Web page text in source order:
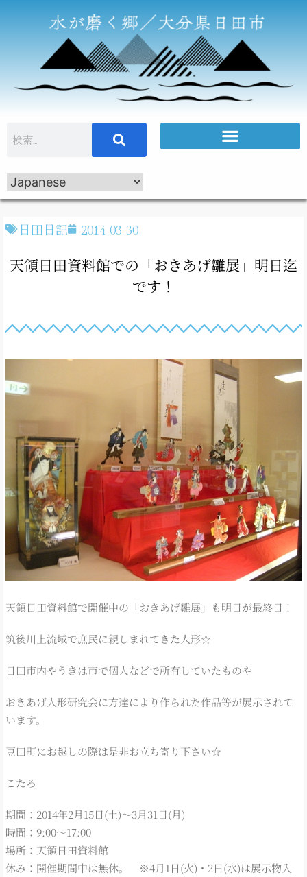
日田日記 2014-03-30
天領日田資料館での「おきあげ雛展」明日迄
です！
天領日田資料館で開催中の「おきあげ雛展」も明日が最終日！
筑後川上流域で庶民に親しまれてきた人形☆
日田市内やうきは市で個人などで所有していたものや
おきあげ人形研究会に方達により作られた作品等が展示されて
います。
豆田町にお越しの際は是非お立ち寄り下さい☆
こたろ
期間：2014年2月15日(土)～3月31日(月)
時間：9:00～17:00
場所：天領日田資料館
休み：開催期間中は無休。 ※4月1日(火)・2日(水)は展示物入